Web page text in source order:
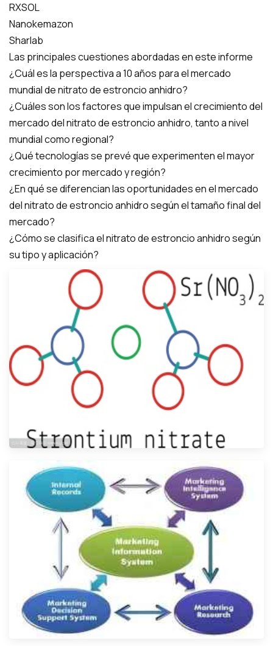
RXSOL
Nanokemazon
Sharlab
Las principales cuestiones abordadas en este informe
¿Cuál es la perspectiva a 10 años para el mercado
mundial de nitrato de estroncio anhidro?
¿Cuáles son los factores que impulsan el crecimiento del
mercado del nitrato de estroncio anhidro, tanto a nivel
mundial como regional?
¿Qué tecnologías se prevé que experimenten el mayor
crecimiento por mercado y región?
¿En qué se diferencian las oportunidades en el mercado
del nitrato de estroncio anhidro según el tamaño final del
mercado?
¿Cómo se clasifica el nitrato de estroncio anhidro según
su tipo y aplicación?